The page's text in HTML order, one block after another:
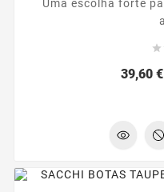
Uma escolha forte

39,60 €